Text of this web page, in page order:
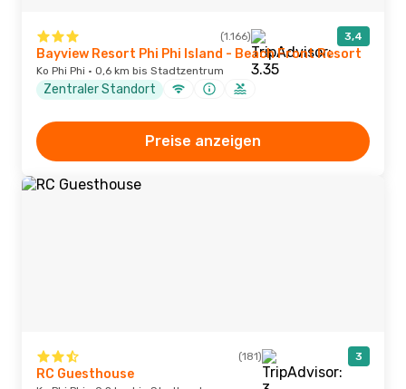
(1.166) 3,4
Bayview Resort Phi Phi Island - Beach Front Resort
Ko Phi Phi · 0,6 km bis Stadtzentrum
Zentraler Standort
Preise anzeigen
(181) 3
RC Guesthouse